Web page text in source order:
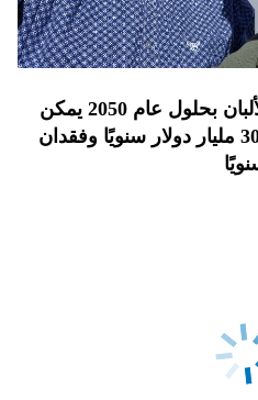
الإجهاد الحراري في تربية الألبان بحلول عام 2050 يمكن
أن يصل إلى خسارة قدرها 30 مليار دولار سنويًا وفقدان